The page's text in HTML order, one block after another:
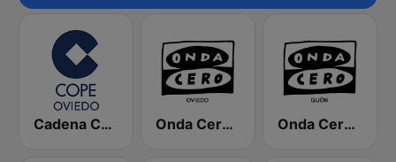
Cadena COPE Oviedo Onda Cero Oviedo Onda Cero Gijón